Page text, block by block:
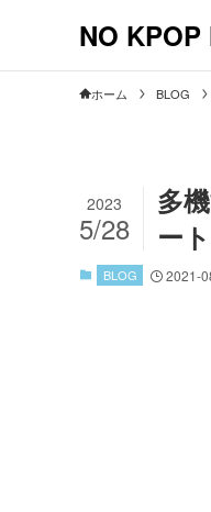
NO
ホーム BLOG
多
ート
2023
5/28
BLOG 2021-